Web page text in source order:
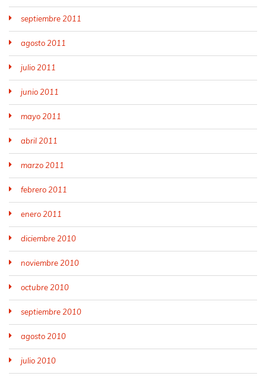
septiembre 2011
agosto 2011
julio 2011
junio 2011
mayo 2011
abril 2011
marzo 2011
febrero 2011
enero 2011
diciembre 2010
noviembre 2010
octubre 2010
septiembre 2010
agosto 2010
julio 2010